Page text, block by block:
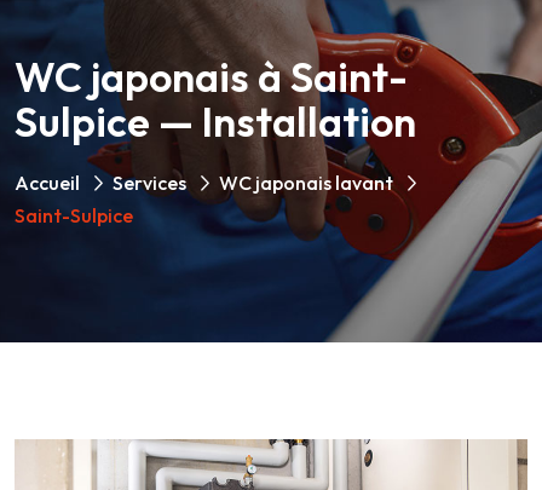
WC japonais à Saint-
Sulpice — Installation
Accueil Services
WC japonais lavant
Saint-Sulpice